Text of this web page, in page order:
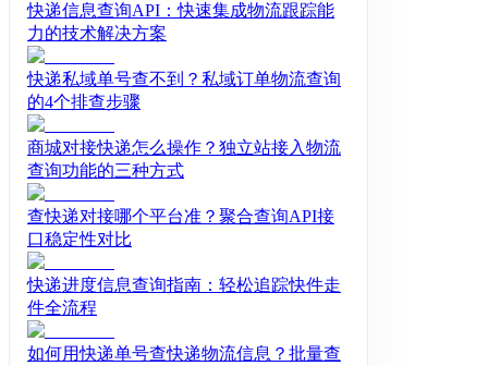
快递信息查询API：快速集成物流跟踪能
力的技术解决方案
快递私域单号查不到？私域订单物流查询
的4个排查步骤
商城对接快递怎么操作？独立站接入物流
查询功能的三种方式
查快递对接哪个平台准？聚合查询API接
口稳定性对比
快递进度信息查询指南：轻松追踪快件走
件全流程
如何用快递单号查快递物流信息？批量查